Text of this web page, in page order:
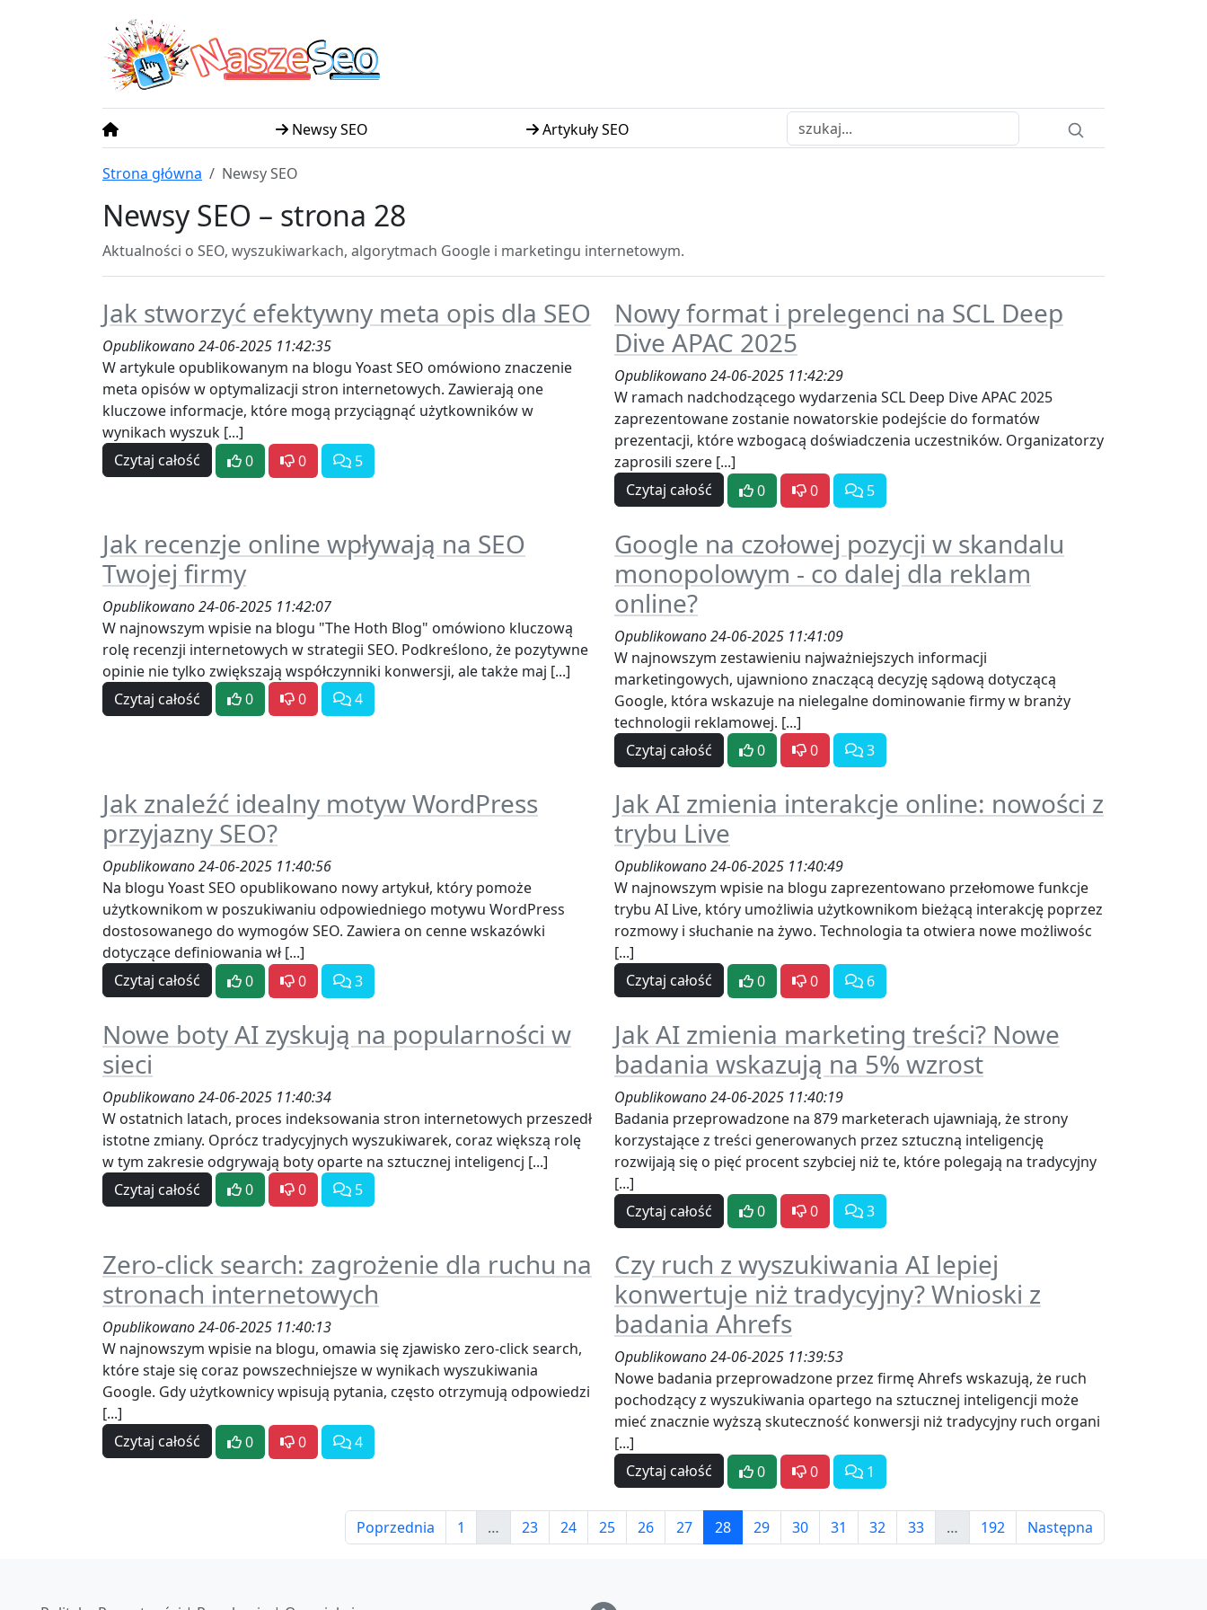
NaszeSeo
Newsy SEO Artykuły SEO
Strona główna Newsy SEO
Newsy SEO – strona 28
Aktualności o SEO, wyszukiwarkach, algorytmach Google i marketingu internetowym.
Jak stworzyć efektywny meta opis dla SEO
Opublikowano 24-06-2025 11:42:35
W artykule opublikowanym na blogu Yoast SEO omówiono znaczenie
meta opisów w optymalizacji stron internetowych. Zawierają one
kluczowe informacje, które mogą przyciągnąć użytkowników w
wynikach wyszuk [...]
Czytaj całość
0 0 5
Nowy format i prelegenci na SCL Deep
Dive APAC 2025
Opublikowano 24-06-2025 11:42:29
W ramach nadchodzącego wydarzenia SCL Deep Dive APAC 2025
zaprezentowane zostanie nowatorskie podejście do formatów
prezentacji, które wzbogacą doświadczenia uczestników. Organizatorzy
zaprosili szere [...]
Czytaj całość
0 0 5
Jak recenzje online wpływają na SEO
Twojej firmy
Opublikowano 24-06-2025 11:42:07
W najnowszym wpisie na blogu "The Hoth Blog" omówiono kluczową
rolę recenzji internetowych w strategii SEO. Podkreślono, że pozytywne
opinie nie tylko zwiększają współczynniki konwersji, ale także maj [...]
Czytaj całość
0 0 4
Google na czołowej pozycji w skandalu
monopolowym - co dalej dla reklam
online?
Opublikowano 24-06-2025 11:41:09
W najnowszym zestawieniu najważniejszych informacji
marketingowych, ujawniono znaczącą decyzję sądową dotyczącą
Google, która wskazuje na nielegalne dominowanie firmy w branży
technologii reklamowej. [...]
Czytaj całość
0 0 3
Jak znaleźć idealny motyw WordPress
przyjazny SEO?
Opublikowano 24-06-2025 11:40:56
Na blogu Yoast SEO opublikowano nowy artykuł, który pomoże
użytkownikom w poszukiwaniu odpowiedniego motywu WordPress
dostosowanego do wymogów SEO. Zawiera on cenne wskazówki
dotyczące definiowania wł [...]
Czytaj całość
0 0 3
Jak AI zmienia interakcje online: nowości z
trybu Live
Opublikowano 24-06-2025 11:40:49
W najnowszym wpisie na blogu zaprezentowano przełomowe funkcje
trybu AI Live, który umożliwia użytkownikom bieżącą interakcję poprzez
rozmowy i słuchanie na żywo. Technologia ta otwiera nowe możliwośc
[...]
Czytaj całość
0 0 6
Nowe boty AI zyskują na popularności w
sieci
Opublikowano 24-06-2025 11:40:34
W ostatnich latach, proces indeksowania stron internetowych przeszedł
istotne zmiany. Oprócz tradycyjnych wyszukiwarek, coraz większą rolę
w tym zakresie odgrywają boty oparte na sztucznej inteligencj [...]
Czytaj całość
0 0 5
Jak AI zmienia marketing treści? Nowe
badania wskazują na 5% wzrost
Opublikowano 24-06-2025 11:40:19
Badania przeprowadzone na 879 marketerach ujawniają, że strony
korzystające z treści generowanych przez sztuczną inteligencję
rozwijają się o pięć procent szybciej niż te, które polegają na tradycyjny
[...]
Czytaj całość
0 0 3
Zero-click search: zagrożenie dla ruchu na
stronach internetowych
Opublikowano 24-06-2025 11:40:13
W najnowszym wpisie na blogu, omawia się zjawisko zero-click search,
które staje się coraz powszechniejsze w wynikach wyszukiwania
Google. Gdy użytkownicy wpisują pytania, często otrzymują odpowiedzi
[...]
Czytaj całość
0 0 4
Czy ruch z wyszukiwania AI lepiej
konwertuje niż tradycyjny? Wnioski z
badania Ahrefs
Opublikowano 24-06-2025 11:39:53
Nowe badania przeprowadzone przez firmę Ahrefs wskazują, że ruch
pochodzący z wyszukiwania opartego na sztucznej inteligencji może
mieć znacznie wyższą skuteczność konwersji niż tradycyjny ruch organi
[...]
Czytaj całość
0 0 1
Poprzednia 1 … 23 24 25 26 27 28 29 30 31 32 33 … 192 Następna